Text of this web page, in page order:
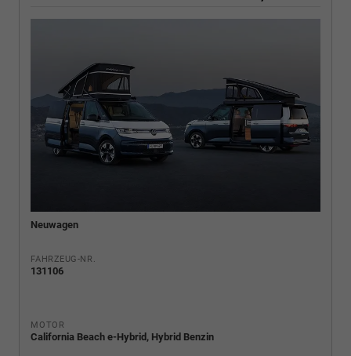
Neuwagen
FAHRZEUG-NR.
131106
MOTOR
California Beach e-Hybrid, Hybrid Benzin